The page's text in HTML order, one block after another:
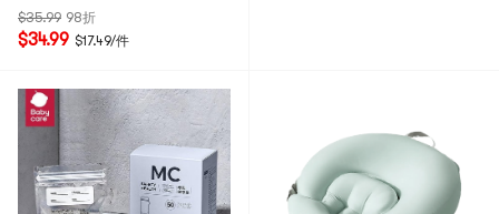
$35.99 98折
$34.99 $17.49/件